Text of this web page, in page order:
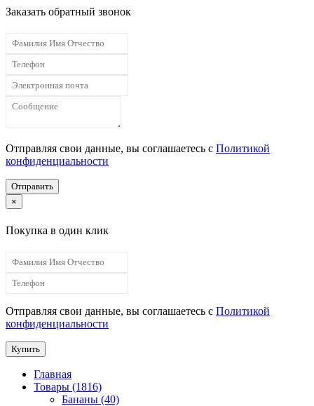
Заказать обратный звонок
Отправляя свои данные, вы соглашаетесь с Политикой
конфиденциальности
Отправить
×
Покупка в один клик
Отправляя свои данные, вы соглашаетесь с Политикой
конфиденциальности
Купить
Главная
Товары (1816)
Бананы (40)